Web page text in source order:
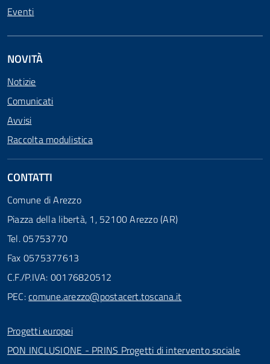
Eventi
NOVITÀ
Notizie
Comunicati
Avvisi
Raccolta modulistica
CONTATTI
Comune di Arezzo
Piazza della libertà, 1, 52100 Arezzo (AR)
Tel. 05753770
Fax 0575377613
C.F./P.IVA: 00176820512
PEC:comune.arezzo@postacert.toscana.it
Progetti europei
PON INCLUSIONE - PRINS Progetti di intervento sociale